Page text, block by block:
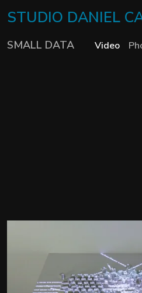
STUDIO DANIEL
SMALL DATA Video